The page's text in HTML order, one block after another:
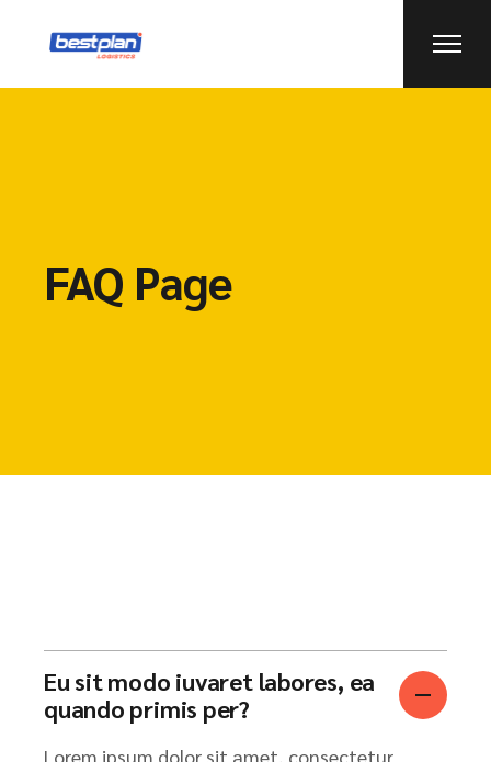
FAQ Page
Eu sit modo iuvaret labores, ea
quando primis per?
Lorem ipsum dolor sit amet, consectetur